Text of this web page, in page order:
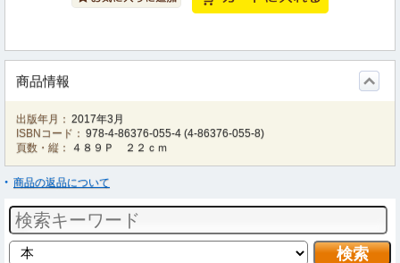
商品情報
出版年月： 2017年3月
ISBNコード： 978-4-86376-055-4 (4-86376-055-8)
頁数・縦：
４８９Ｐ ２２ｃｍ
商品の返品について